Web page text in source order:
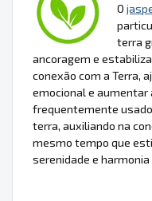
O
terra
ancoragem e
conexão com a Terra,
emocional e aumentar
frequentemente
terra, auxiliando na
mesmo tempo que
serenidade e